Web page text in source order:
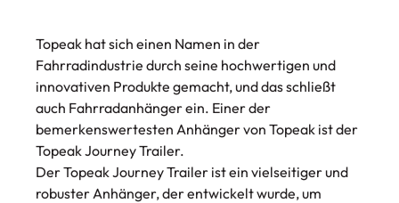
Topeak hat sich einen Namen in der
Fahrradindustrie durch seine hochwertigen und
innovativen Produkte gemacht, und das schließt
auch Fahrradanhänger ein. Einer der
bemerkenswertesten Anhänger von Topeak ist der
Topeak Journey Trailer.
Der Topeak Journey Trailer ist ein vielseitiger und
robuster Anhänger, der entwickelt wurde, um